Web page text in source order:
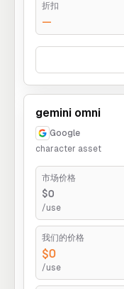
折扣
—
gemini omni
Google
character asset
市场价格
$0
/use
我们的价格
$0
/use